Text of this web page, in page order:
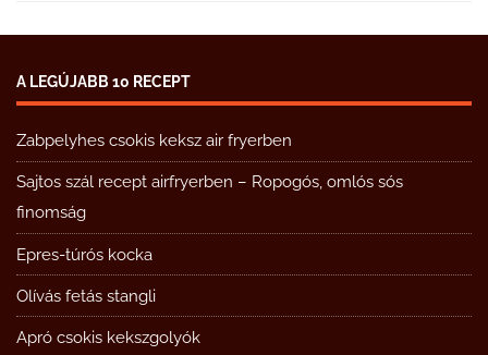
A LEGÚJABB 10 RECEPT
Zabpelyhes csokis keksz air fryerben
Sajtos szál recept airfryerben – Ropogós, omlós sós
finomság
Epres-túrós kocka
Olívás fetás stangli
Apró csokis kekszgolyók